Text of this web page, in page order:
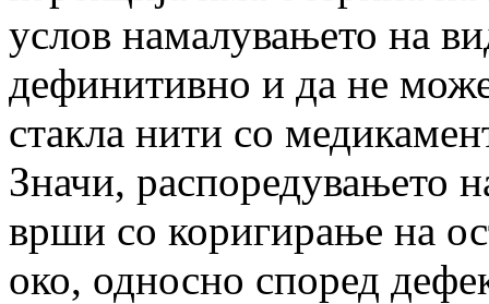
услов намалувањето на
дефинитивно и да не
стакла нити со
Значи, распоредувањето
врши со коригирање на
око, односно според